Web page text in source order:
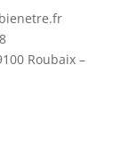
Roubaix –